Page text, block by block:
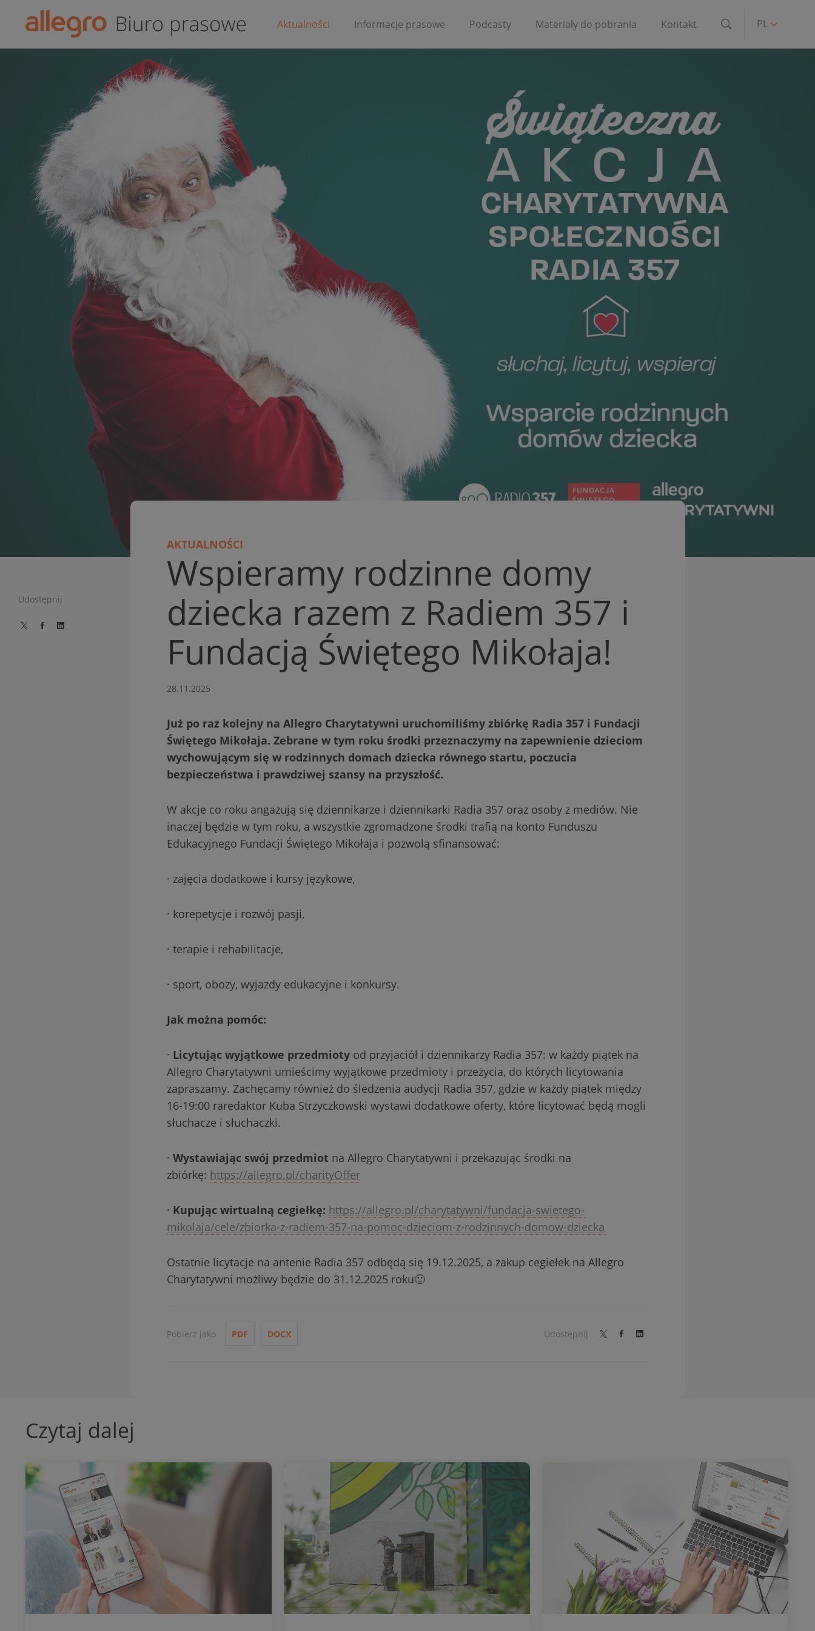
Aktualności Informacje prasowe Podcasty Materiały do pobrania Kontakt PL
Udostępnij
AKTUALNOŚCI
Wspieramy rodzinne domy
dziecka razem z Radiem 357 i
Fundacją Świętego Mikołaja!
28.11.2025
Już po raz kolejny na Allegro Charytatywni uruchomiliśmy zbiórkę Radia 357 i Fundacji
Świętego Mikołaja. Zebrane w tym roku środki przeznaczymy na zapewnienie dzieciom
wychowującym się w rodzinnych domach dziecka równego startu, poczucia
bezpieczeństwa i prawdziwej szansy na przyszłość.
W akcje co roku angażują się dziennikarze i dziennikarki Radia 357 oraz osoby z mediów. Nie
inaczej będzie w tym roku, a wszystkie zgromadzone środki trafią na konto Funduszu
Edukacyjnego Fundacji Świętego Mikołaja i pozwolą sfinansować:
· zajęcia dodatkowe i kursy językowe,
· korepetycje i rozwój pasji,
· terapie i rehabilitacje,
· sport, obozy, wyjazdy edukacyjne i konkursy.
Jak można pomóc:
· Licytując wyjątkowe przedmiotyod przyjaciół i dziennikarzy Radia 357: w każdy piątek na
Allegro Charytatywni umieścimy wyjątkowe przedmioty i przeżycia, do których licytowania
zapraszamy. Zachęcamy również do śledzenia audycji Radia 357, gdzie w każdy piątek między
16-19:00 raredaktor Kuba Strzyczkowski wystawi dodatkowe oferty, które licytować będą mogli
słuchacze i słuchaczki.
· Wystawiając swój przedmiot na Allegro Charytatywni i przekazując środki na
zbiórkę: https://allegro.pl/charityOffer
· Kupując wirtualną cegiełkę: https://allegro.pl/charytatywni/fundacja-swietego-
mikolaja/cele/zbiorka-z-radiem-357-na-pomoc-dzieciom-z-rodzinnych-domow-dziecka
Ostatnie licytacje na antenie Radia 357 odbędą się 19.12.2025, a zakup cegiełek na Allegro
Charytatywni możliwy będzie do 31.12.2025 roku🙂
Pobierz jako PDF DOCX Udostępnij
Czytaj dalej